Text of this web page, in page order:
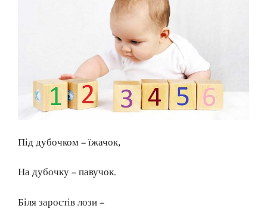
Під дубочком – їжачок,
На дубочку – павучок.
Біля заростів лози –